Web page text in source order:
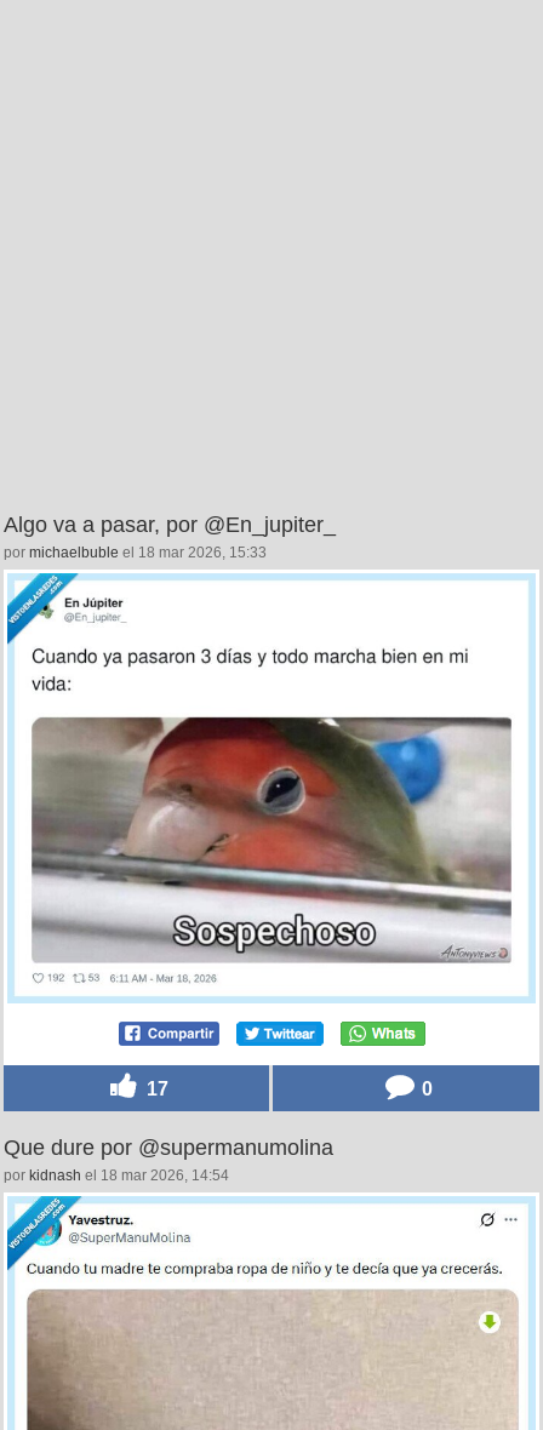
Algo va a pasar, por @En_jupiter_
por michaelbuble el 18 mar 2026, 15:33
17 0
Que dure por @supermanumolina
por kidnash el 18 mar 2026, 14:54